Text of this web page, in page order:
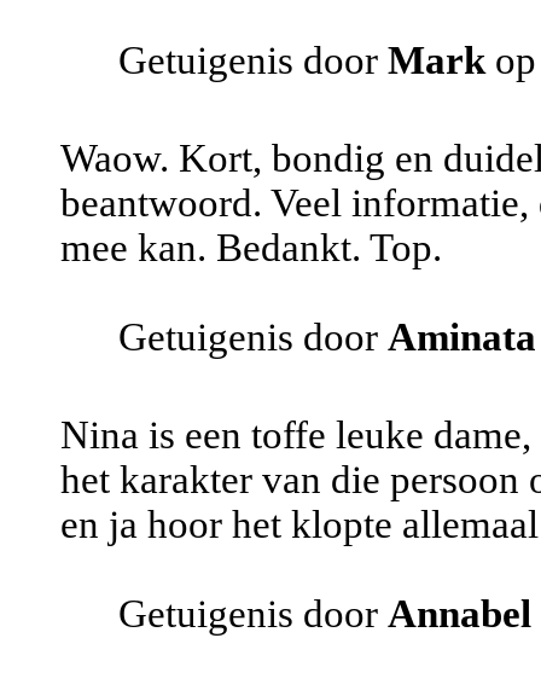
Getuigenis door Markop
Waow. Kort, bondig en
beantwoord. Veel
mee kan. Bedankt. Top.
Getuigenis door Aminata
Nina is een toffe leuke
het karakter van die persoon
en ja hoor het klopte
Getuigenis door Annabel